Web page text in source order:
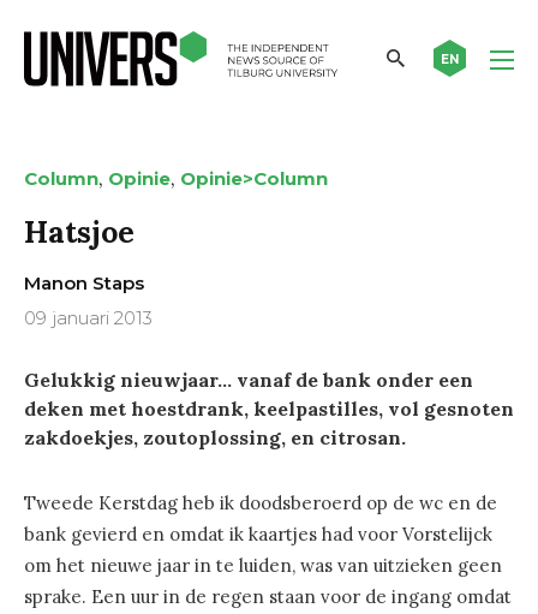
EN
Column, Opinie, Opinie>Column
Hatsjoe
Manon Staps
09 januari 2013
Gelukkig nieuwjaar… vanaf de bank onder een
deken met hoestdrank, keelpastilles, vol gesnoten
zakdoekjes, zoutoplossing, en citrosan.
Tweede Kerstdag heb ik doodsberoerd op de wc en de
bank gevierd en omdat ik kaartjes had voor Vorstelijck
om het nieuwe jaar in te luiden, was van uitzieken geen
sprake. Een uur in de regen staan voor de ingang omdat